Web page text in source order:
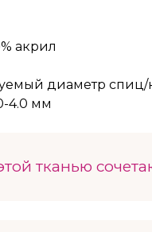
акрил
диаметр спиц/
4.0 мм
тканью